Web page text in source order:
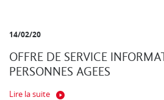
14/02/20
OFFRE DE SERVICE
PERSONNES AGEES
Lire la suite